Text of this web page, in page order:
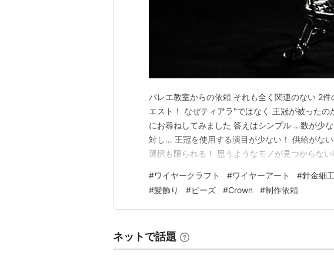
バレエ教室からの依頼 それも全く関連のない 2
エスト！ なぜティアラ"ではなく 王冠が被った
にお尋ねしてみました 答えはシンプル …数が少
対し… 王冠を使用する演目が少ない！ 供給がな
選択も限られる！ 思うようなモノが見つからな
る奴！見つけた♪」 ってことでした(趣味制作なの
日は舞台で使う 「…
#ワイヤークラフト #ワイヤーアート #針金細工
#髪飾り #ビーズ #Crown #制作依頼
ネットで話題